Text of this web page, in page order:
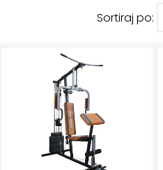
Elastične
Sortiraj po: